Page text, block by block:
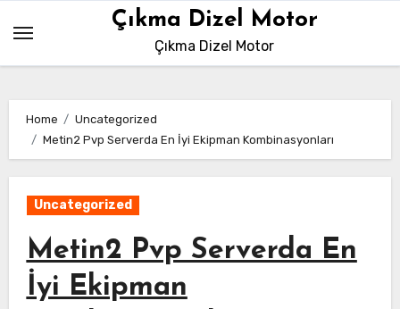
content
Çıkma Dizel Motor
Çıkma Dizel Motor
Home
Uncategorized
Metin2 Pvp Serverda En İyi Ekipman Kombinasyonları
Uncategorized
Metin2 Pvp Serverda En
İyi Ekipman